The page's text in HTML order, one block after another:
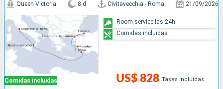
Comidas incluidas
Queen Victoria 8 d Civitavecchia - Roma 21/09/2026
US$ 828 Tasas incluidas
Room service las 24h
Comidas incluidas